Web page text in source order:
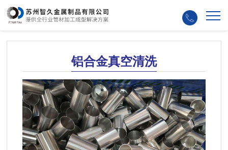
铝合金真空清洗